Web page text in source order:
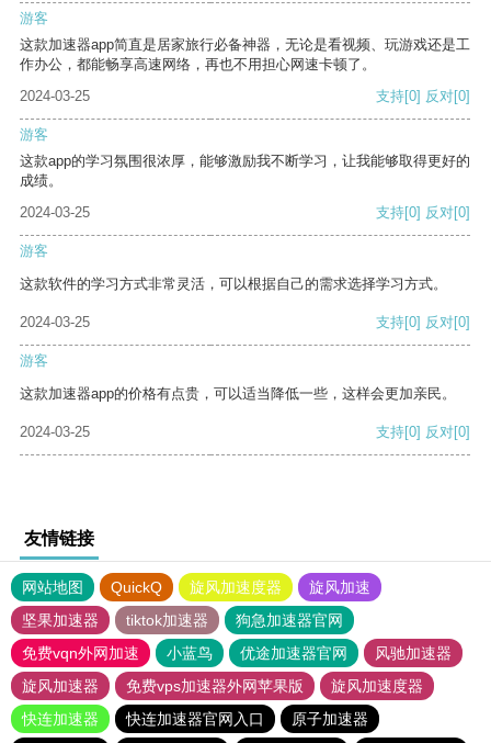
游客
这款加速器app简直是居家旅行必备神器，无论是看视频、玩游戏还是工
作办公，都能畅享高速网络，再也不用担心网速卡顿了。
2024-03-25
支持[0] 反对[0]
游客
这款app的学习氛围很浓厚，能够激励我不断学习，让我能够取得更好的
成绩。
2024-03-25
支持[0] 反对[0]
游客
这款软件的学习方式非常灵活，可以根据自己的需求选择学习方式。
2024-03-25 支持[0] 反对[0]
游客
这款加速器app的价格有点贵，可以适当降低一些，这样会更加亲民。
2024-03-25 支持[0] 反对[0]
友情链接
网站地图 QuickQ 旋风加速度器
旋风加速
坚果加速器
tiktok加速器
狗急加速器官网
免费vqn外网加速
小蓝鸟 优途加速器官网
风驰加速器
旋风加速器
免费vps加速器外网苹果版
旋风加速度器
快连加速器
快连加速器官网入口 原子加速器